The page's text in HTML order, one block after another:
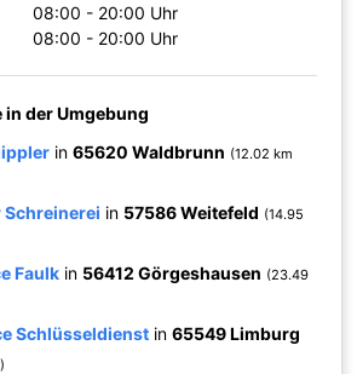
08:00 - 20:00 Uhr
08:00 - 20:00 Uhr
der Umgebung
in65620 Waldbrunn (12.02 km
Schreinerei in 57586 Weitefeld (14.95
Faulk in 56412 Görgeshausen (23.49
Schlüsseldienst in65549 Limburg